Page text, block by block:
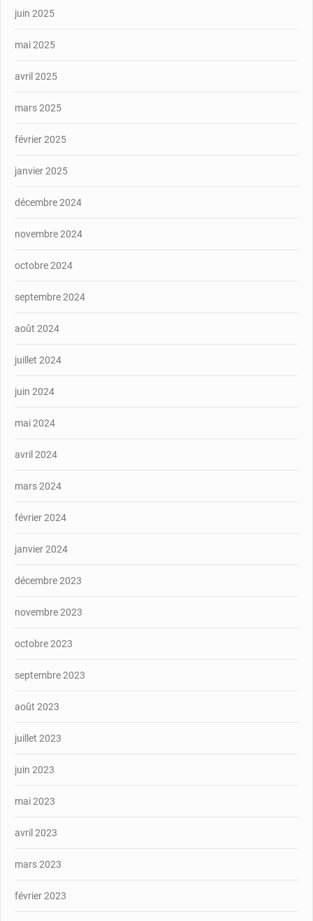
juin 2025
mai 2025
avril 2025
mars 2025
février 2025
janvier 2025
décembre 2024
novembre 2024
octobre 2024
septembre 2024
août 2024
juillet 2024
juin 2024
mai 2024
avril 2024
mars 2024
février 2024
janvier 2024
décembre 2023
novembre 2023
octobre 2023
septembre 2023
août 2023
juillet 2023
juin 2023
mai 2023
avril 2023
mars 2023
février 2023